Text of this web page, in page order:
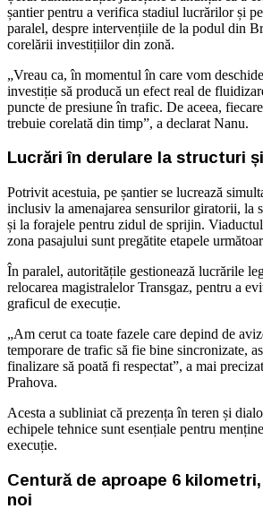
șantier pentru a verifica stadiul lucrărilor și
paralel, despre intervențiile de la podul din
corelării investițiilor din zonă.
„Vreau ca, în momentul în care vom
investiție să producă un efect real de
puncte de presiune în trafic. De aceea,
trebuie corelată din timp”, a declarat Nanu.
Lucrări în derulare la structuri
Potrivit acestuia, pe șantier se lucrează
inclusiv la amenajarea sensurilor giratorii, la
și la forajele pentru zidul de sprijin.
zona pasajului sunt pregătite etapele
În paralel, autoritățile gestionează lucrările
relocarea magistralelorTransgaz, pentru a
graficul de execuție.
„Am cerut ca toate fazele care depind de
temporare de trafic să fie bine sincronizate,
finalizare să poată fi respectat”, a mai
Prahova.
Acesta a subliniat că prezența în teren și
echipele tehnice sunt esențiale pentru
execuție.
Centură de aproape 6
noi